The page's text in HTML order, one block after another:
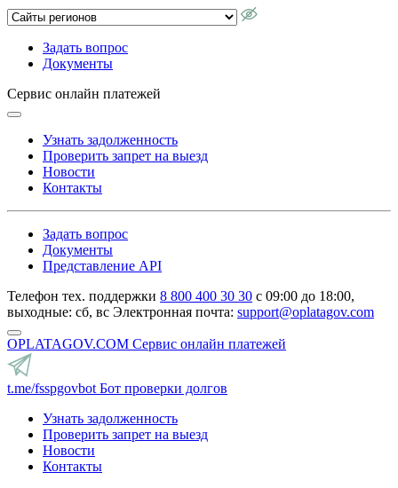
Задать вопрос
Документы
Сервис онлайн платежей
Узнать задолженность
Проверить запрет на выезд
Новости
Контакты
Задать вопрос
Документы
Представление API
Телефон тех. поддержки 8 800 400 30 30 с 09:00 до 18:00,
выходные: сб, вс Электронная почта: support@oplatagov.com
OPLATAGOV.COM Сервис онлайн платежей
t.me/fsspgovbot Бот проверки долгов
Узнать задолженность
Проверить запрет на выезд
Новости
Контакты